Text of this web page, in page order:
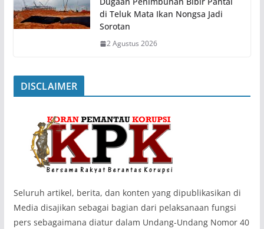
di Teluk Mata Ikan Nongsa Jadi
Sorotan
2 Agustus 2026
DISCLAIMER
‎Seluruh artikel, berita, dan konten yang dipublikasikan di
Media disajikan sebagai bagian dari pelaksanaan fungsi
pers sebagaimana diatur dalam Undang-Undang Nomor 40